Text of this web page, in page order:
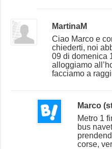
MartinaM
Ciao Marco e
chiederti, noi
09 di domenica
alloggiamo
facciamo a
Marco
Metro 1
bus
corse,